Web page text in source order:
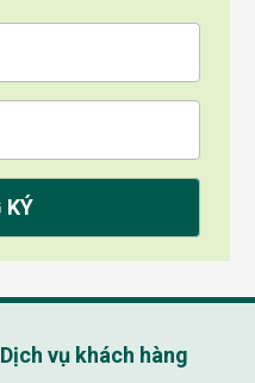
Dịch vụ khách hàng